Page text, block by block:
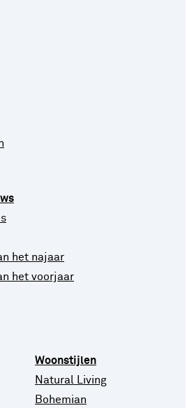
het najaar
het voorjaar
Woonstijlen
Natural Living
Bohemian